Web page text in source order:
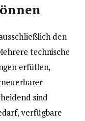
den
technische
erfüllen,
sind
verfügbare